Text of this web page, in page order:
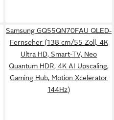
Samsung GQ55QN70FAU QLED-
Fernseher (138 cm/55 Zoll, 4K
Ultra HD, Smart-TV, Neo
Quantum HDR, 4K AI Upscaling,
Gaming Hub, Motion Xcelerator
144Hz)